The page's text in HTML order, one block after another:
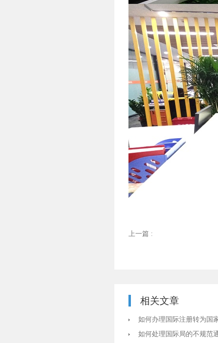
上一篇 :
相关文章
如何办理国际注册转为国
如何处理国际局的不规范